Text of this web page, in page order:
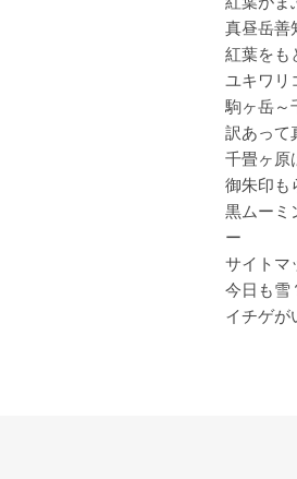
真昼岳善
紅葉をも
ユキワリ
駒ヶ岳～
訳あって
千畳ヶ原
御朱印も
黒ムーミ
ー
サイトマ
今日も雪
イチゲが